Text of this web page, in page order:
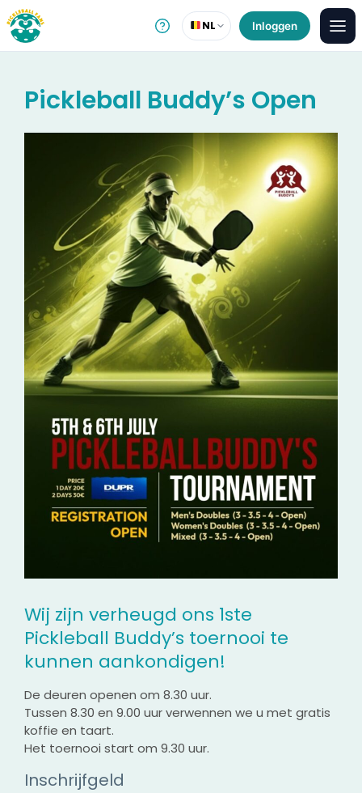
Pickleball Buddy’s Open
Wij zijn verheugd ons 1ste
Pickleball Buddy’s toernooi te
kunnen aankondigen!
De deuren openen om 8.30 uur.
Tussen 8.30 en 9.00 uur verwennen we u met gratis
koffie en taart.
Het toernooi start om 9.30 uur.
Inschrijfgeld
NL Inloggen